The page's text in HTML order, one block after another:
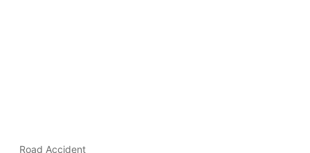
Road Accident